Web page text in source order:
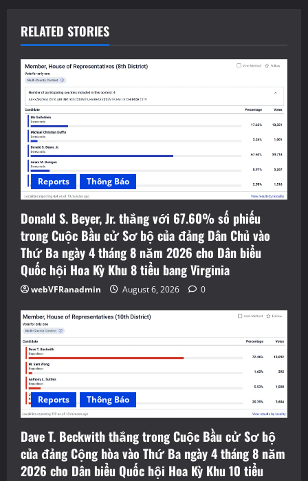
a
t
i
o
n
RELATED STORIES
Reports Thông Báo
Donald S. Beyer, Jr. thắng với 67.60% số phiếu
trong Cuộc Bầu cử Sơ bộ của đảng Dân Chủ vào
Thứ Ba ngày 4 tháng 8 năm 2026 cho Dân biểu
Quốc hội Hoa Kỳ Khu 8 tiểu bang Virginia
webVFRanadmin August 6, 2026 0
Reports Thông Báo
Dave T. Beckwith thắng trong Cuộc Bầu cử Sơ bộ
của đảng Cộng hòa vào Thứ Ba ngày 4 tháng 8 năm
2026 cho Dân biểu Quốc hội Hoa Kỳ Khu 10 tiểu